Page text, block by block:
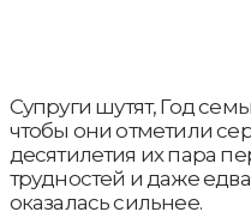
Супруги шутят, Год
чтобы они отметили
десятилетия их пара
трудностей и даже
оказалась сильнее.